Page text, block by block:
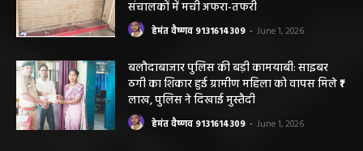
संचालकों में मची अफरा-तफरी
हेमंत वैष्णव 9131614309 - June 1, 2026
बलौदाबाजार पुलिस की बड़ी कामयाबी: साइबर
ठगी का शिकार हुई ग्रामीण महिला को वापस मिले ₹1
लाख, पुलिस ने दिखाई मुस्तैदी
हेमंत वैष्णव 9131614309 - June 1, 2026